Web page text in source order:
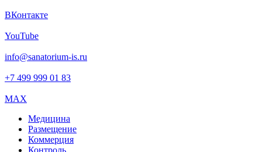
ВКонтакте
YouTube
info@sanatorium-is.ru
+7 499 999 01 83
MAX
Медицина
Размещение
Коммерция